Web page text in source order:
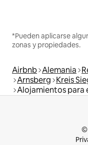
*Pueden aplicarse
zonas y propiedades.
Airbnb Alemania
Arnsberg Kreis
Alojamientos para
©